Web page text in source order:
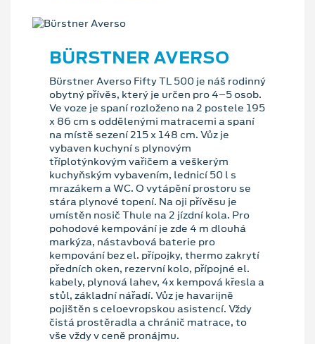
BÜRSTNER AVERSO
Bürstner Averso Fifty TL 500 je náš rodinný
obytný přívěs, který je určen pro 4–5 osob.
Ve voze je spaní rozloženo na 2 postele 195
x 86 cm s oddělenými matracemi a spaní
na místě sezení 215 x 148 cm. Vůz je
vybaven kuchyní s plynovým
tříplotýnkovým vařičem a veškerým
kuchyňským vybavením, lednicí 50 l s
mrazákem a WC. O vytápění prostoru se
stára plynové topení. Na oji přívěsu je
umístěn nosič Thule na 2 jízdní kola. Pro
pohodové kempování je zde 4 m dlouhá
markýza, nástavbová baterie pro
kempování bez el. přípojky, thermo zakrytí
předních oken, rezervní kolo, přípojné el.
kabely, plynová lahev, 4x kempová křesla a
stůl, základní nářadí. Vůz je havarijně
pojištěn s celoevropskou asistencí. Vždy
čistá prostěradla a chránič matrace, to
vše vždy v ceně pronájmu.